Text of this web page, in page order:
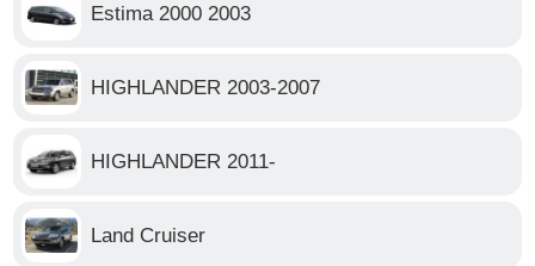
Estima 2000 2003
HIGHLANDER 2003-2007
HIGHLANDER 2011-
Land Cruiser